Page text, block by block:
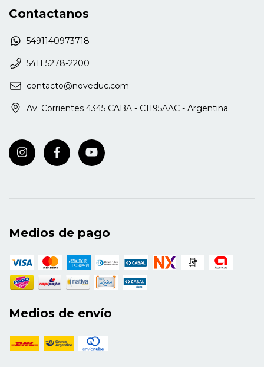
Contactanos
5491140973718
5411 5278-2200
contacto@noveduc.com
Av. Corrientes 4345 CABA - C1195AAC - Argentina
Medios de pago
Medios de envío